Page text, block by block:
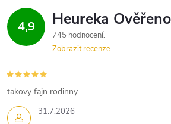
4,9
745 hodnocení
Zobrazit recenze
31.7.2026
takovy fajn rodinny